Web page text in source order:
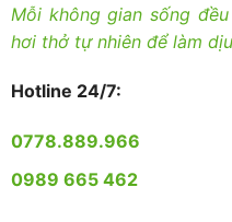
Mỗi không gian sống
hơi thở tự nhiên để làm
Hotline 24/7:
0778.889.966
0989 665 462